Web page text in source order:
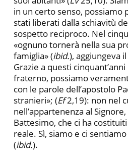
in un certo senso, possiamo
stati liberati dalla schiavitù
sospetto reciproco. Nel
«ognuno tornerà nella sua
famiglia» (ibid.), aggiungeva
Grazie a questi
fraterno, possiamo
con le parole dell’apostolo
stranieri»; (Ef2,19): non nel
nell’appartenenza al
Battesimo, che ci ha
reale. Sì, siamo e ci
(ibid.).